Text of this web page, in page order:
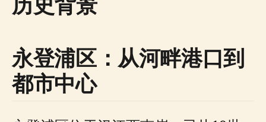
永登浦区：从河畔港口到
都市中心